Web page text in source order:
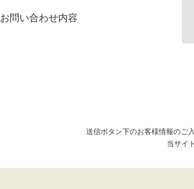
お問い合わせ内容
送信ボタン下のお客様情報のご
当サイ